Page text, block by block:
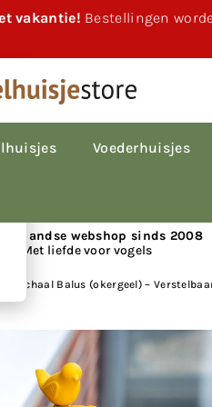
vakantie! Bestellingen
Voederhuisjes
webshop sinds 2008
Met liefde voor vogels
Balus (okergeel) –